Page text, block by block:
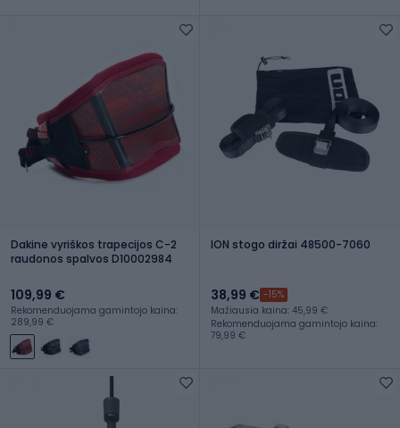
Dakine vyriškos trapecijos C-2
raudonos spalvos D10002984
109,99 €
Rekomenduojama gamintojo kaina:
289,99 €
ION stogo diržai 48500-7060
38,99 € -15%
Mažiausia kaina: 45,99 €
Rekomenduojama gamintojo kaina:
79,99 €